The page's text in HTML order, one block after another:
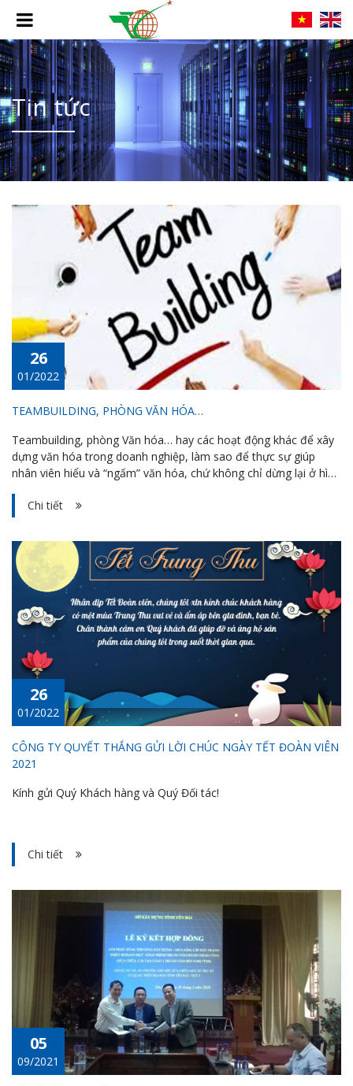
Tin tức
26
01/2022
TEAMBUILDING, PHÒNG VĂN HÓA…
Teambuilding, phòng Văn hóa… hay các hoạt động khác để xây
dựng văn hóa trong doanh nghiệp, làm sao để thực sự giúp
nhân viên hiểu và “ngấm” văn hóa, chứ không chỉ dừng lại ở hình
Chi tiết
26
01/2022
CÔNG TY QUYẾT THẮNG GỬI LỜI CHÚC NGÀY TẾT ĐOÀN VIÊN
2021
Kính gửi Quý Khách hàng và Quý Đối tác!
Chi tiết
05
09/2021